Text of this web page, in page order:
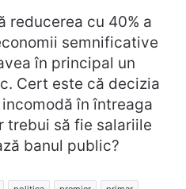
reducerea cu 40% a
semnificative
în principal un
Cert este că decizia
în întreaga
trebui să fie salariile
banul public?